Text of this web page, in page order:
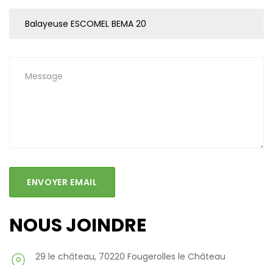
ENVOYER EMAIL
NOUS JOINDRE
29 le château, 70220 Fougerolles le Château